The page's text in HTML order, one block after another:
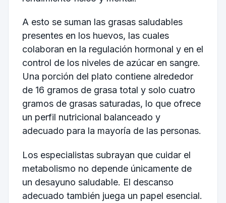
A esto se suman las grasas saludables
presentes en los huevos, las cuales
colaboran en la regulación hormonal y en el
control de los niveles de azúcar en sangre.
Una porción del plato contiene alrededor
de 16 gramos de grasa total y solo cuatro
gramos de grasas saturadas, lo que ofrece
un perfil nutricional balanceado y
adecuado para la mayoría de las personas.
Los especialistas subrayan que cuidar el
metabolismo no depende únicamente de
un desayuno saludable. El descanso
adecuado también juega un papel esencial.